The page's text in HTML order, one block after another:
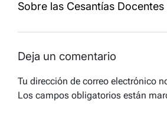
Sobre las Cesantías Docentes
Deja un comentario
Tu dirección de correo electrónico
Los campos obligatorios están